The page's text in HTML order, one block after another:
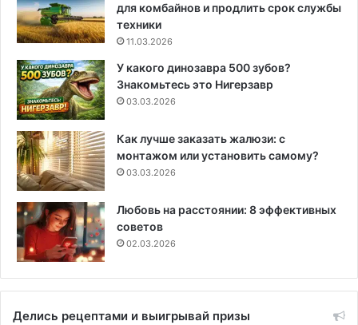
для комбайнов и продлить срок службы
техники
11.03.2026
У какого динозавра 500 зубов?
Знакомьтесь это Нигерзавр
03.03.2026
Как лучше заказать жалюзи: с
монтажом или установить самому?
03.03.2026
Любовь на расстоянии: 8 эффективных
советов
02.03.2026
Делись рецептами и выигрывай призы